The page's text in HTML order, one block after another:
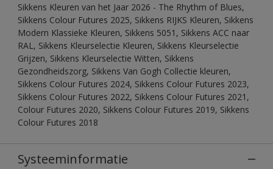
Sikkens Kleuren van het Jaar 2026 - The Rhythm of Blues,
Sikkens Colour Futures 2025, Sikkens RIJKS Kleuren, Sikkens
Modern Klassieke Kleuren, Sikkens 5051, Sikkens ACC naar
RAL, Sikkens Kleurselectie Kleuren, Sikkens Kleurselectie
Grijzen, Sikkens Kleurselectie Witten, Sikkens
Gezondheidszorg, Sikkens Van Gogh Collectie kleuren,
Sikkens Colour Futures 2024, Sikkens Colour Futures 2023,
Sikkens Colour Futures 2022, Sikkens Colour Futures 2021,
Colour Futures 2020, Sikkens Colour Futures 2019, Sikkens
Colour Futures 2018
Systeeminformatie